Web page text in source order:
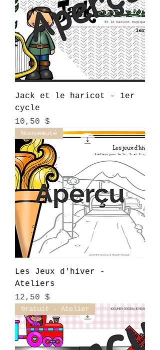
Jack et le haricot - 1er
cycle
Prix
10,50 $
Nouveauté
Les Jeux d'hiver -
Ateliers
Prix
12,50 $
Gratuit - Atelier